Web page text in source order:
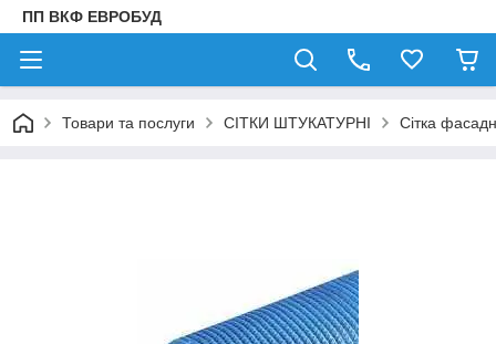
ПП ВКФ ЕВРОБУД
Товари та послуги СІТКИ ШТУКАТУРНІ Сітка